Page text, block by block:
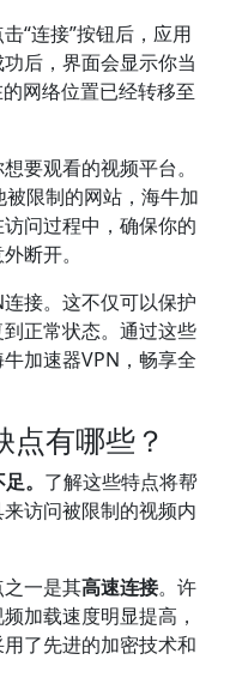
“连接”按钮后，应用
后，界面会显示你当
网络位置已经转移至
要观看的视频平台。
限制的网站，海牛加
问过程中，确保你的
断开。
接。这不仅可以保护
正常状态。通过这些
加速器VPN，畅享全
点有哪些？
。 了解这些特点将帮
访问被限制的视频内
一是其高速连接。许
加载速度明显提高，
了先进的加密技术和